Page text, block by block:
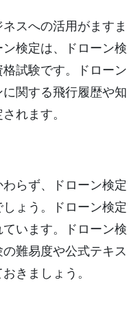
スへの活用がますま
検定は、ドローン検
試験です。ドローン
関する飛行履歴や知
れます。
らず、ドローン検定
ょう。ドローン検定
います。ドローン検
難易度や公式テキス
きましょう。